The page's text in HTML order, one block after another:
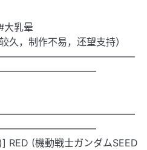
大乳晕
久，制作不易，还望支持）
RED (機動戦士ガンダムSEED